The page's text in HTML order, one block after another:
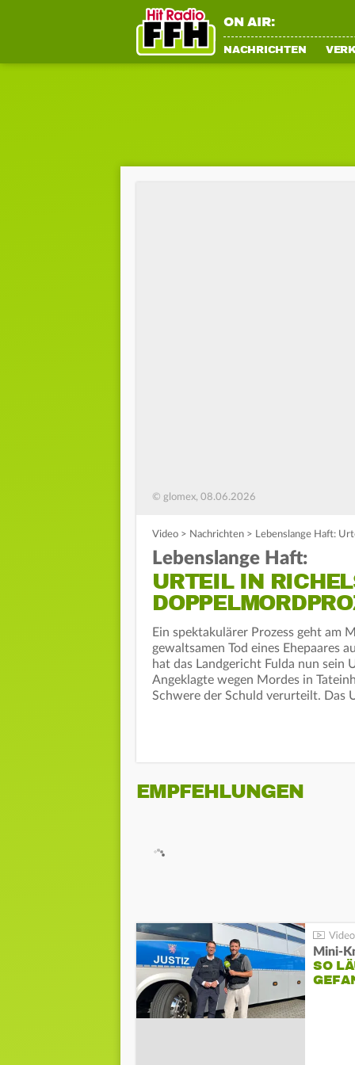
ON AIR:
NACHRICHTEN
© glomex, 08.06.2026
Video > Nachrichten > Lebenslange Haft:
Lebenslange Haft:
URTEIL IN
Ein spektakulärer Prozess geht am
gewaltsamen Tod eines Ehepaares
hat das Landgericht Fulda nun
Angeklagte wegen Mordes in
Schwere der Schuld verurteilt. Das
EMPFEHLUNGEN
Mini-
SO